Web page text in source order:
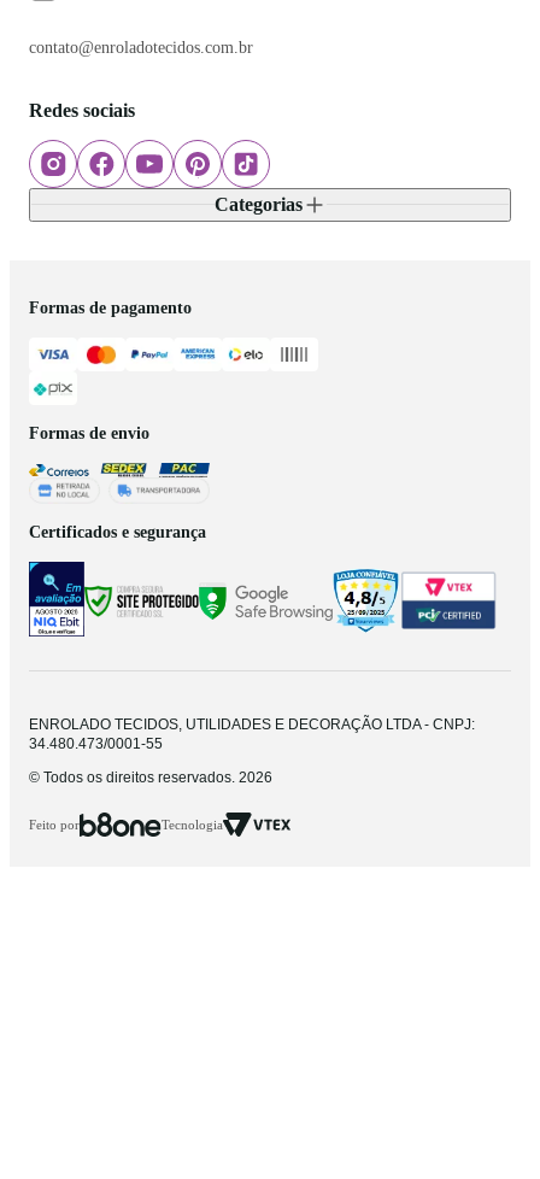
contato@enroladotecidos.com.br
Redes sociais
Categorias
Formas de pagamento
Formas de envio
Certificados e segurança
ENROLADO TECIDOS, UTILIDADES E DECORAÇÃO LTDA - CNPJ:
34.480.473/0001-55
© Todos os direitos reservados. 2026
Feito por Tecnologia